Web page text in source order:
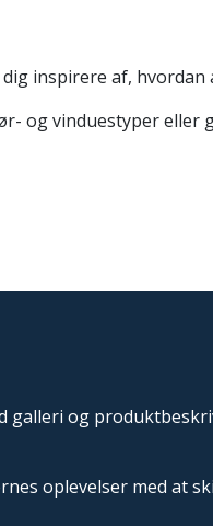
inspirere af,
og vinduestyper eller
galleri og
oplevelser med at